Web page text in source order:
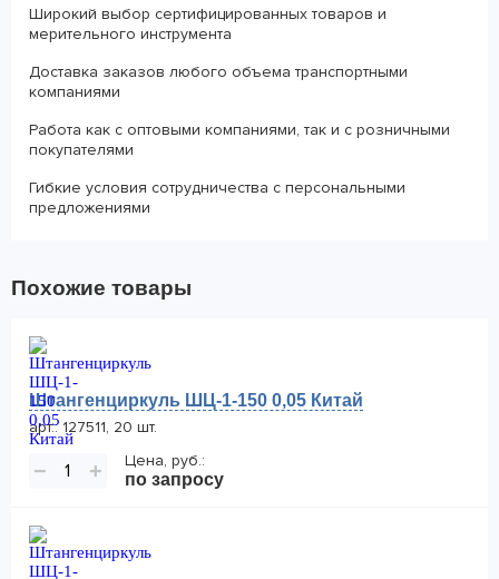
Широкий выбор сертифицированных товаров и
мерительного инструмента
Доставка заказов любого объема транспортными
компаниями
Работа как с оптовыми компаниями, так и с розничными
покупателями
Гибкие условия сотрудничества с персональными
предложениями
Похожие товары
Штангенциркуль ШЦ-1-150 0,05 Китай
арт.: 127511, 20 шт.
− +
Цена, руб.:
по запросу